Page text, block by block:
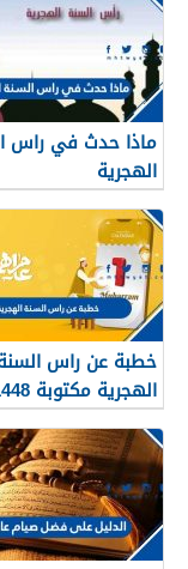
ماذا حدث في راس
الهجرية
خطبة عن راس
الهجرية مكتوبة 1448